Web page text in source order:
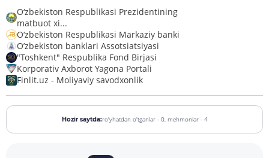
O‘zbekiston Respublikasi Prezidentining
matbuot xi...
O‘zbekiston Respublikasi Markaziy banki
O’zbekiston banklari Assotsiatsiyasi
"Toshkent" Respublika Fond Birjasi
Korporativ Axborot Yagona Portali
Finlit.uz - Moliyaviy savodxonlik
Hozir saytda:ro'yhatdan o'tganlar - 0, mehmonlar - 4